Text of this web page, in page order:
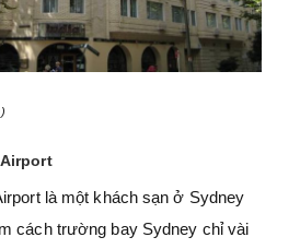
là một khách sạn ở Sydney
cách trường bay Sydney chỉ vài